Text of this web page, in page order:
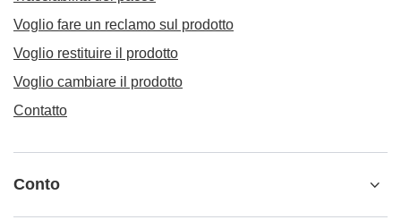
Voglio fare un reclamo sul prodotto
Voglio restituire il prodotto
Voglio cambiare il prodotto
Contatto
Conto